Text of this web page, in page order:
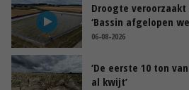
Droogte
‘Bassin afgelopen
06-08-2026
‘De eerste 10 ton
al kwijt’